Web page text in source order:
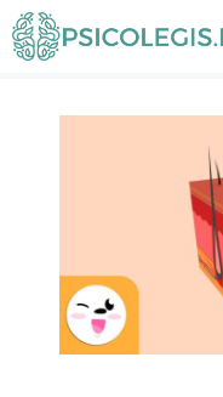
Saltar
al